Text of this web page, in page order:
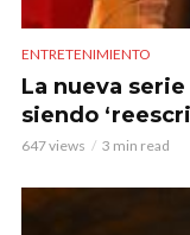
ENTRETENIMIENTO
La nueva
siendo
647 views 3 min read